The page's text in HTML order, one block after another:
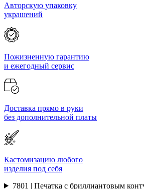
Авторскую упаковку
украшений
Пожизненную гарантию
и ежегодный сервис
Доставка прямо в руки
без дополнительной платы
Кастомизацию любого
изделия под себя
7801 | Печатка с бриллиантовым